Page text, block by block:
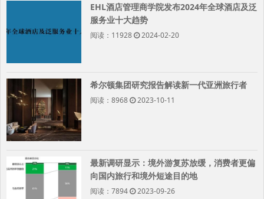
EHL酒店管理商学院发布2024年全球酒店及泛
服务业十大趋势
阅读：11928 2024-02-20
希尔顿集团研究报告解读新一代亚洲旅行者
阅读：8968 2023-10-11
最新调研显示：境外游复苏放缓，消费者更偏
向国内旅行和境外短途目的地
阅读：7894 2023-09-26